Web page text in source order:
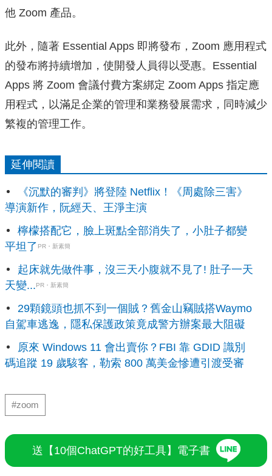
他 Zoom 產品。
此外，隨著 Essential Apps 即將發布，Zoom 應用程式
的發布將持續增加，使開發人員得以受惠。Essential
Apps 將 Zoom 會議付費方案綁定 Zoom Apps 指定應
用程式，以滿足企業的管理和業務發展需求， 同時減少
繁複的管理工作。
延伸閱讀
《沉默的審判》將登陸 Netflix！《周處除三害》
導演新作，阮經天、王淨主演
檸檬搭配它，臉上斑點全部消失了，小肚子都變
平坦了 PR・新素簡
起床就先做件事，沒三天小腹就不見了! 肚子一天
天變... PR・新素簡
29顆鏡頭也抓不到一個賊？舊金山竊賊搭Waymo
自駕車逃逸，隱私保護政策竟成警方辦案最大阻礙
原來 Windows 11 會出賣你？FBI 靠 GDID 識別
碼追蹤 19 歲駭客，勒索 800 萬美金慘遭引渡受審
#zoom
送【10個ChatGPT的好工具】電子書